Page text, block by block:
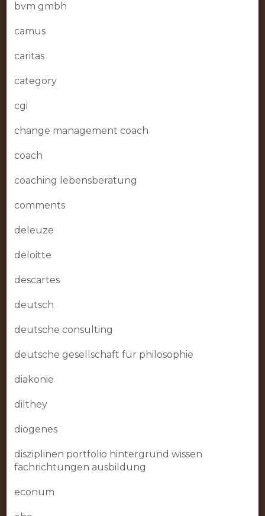
bvm gmbh
camus
caritas
category
cgi
change management coach
coach
coaching lebensberatung
comments
deleuze
deloitte
descartes
deutsch
deutsche consulting
deutsche gesellschaft für philosophie
diakonie
dilthey
diogenes
disziplinen portfolio hintergrund wissen
fachrichtungen ausbildung
econum